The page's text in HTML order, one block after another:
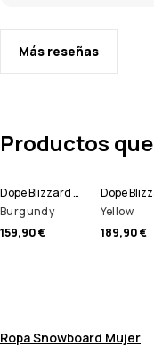
Más reseñas
Productos
Dope Blizzard W 22 Pantalones Snowboard Mujer
Burgundy
159,90 €
Yellow
189,90 €
Ropa Snowboard Mujer